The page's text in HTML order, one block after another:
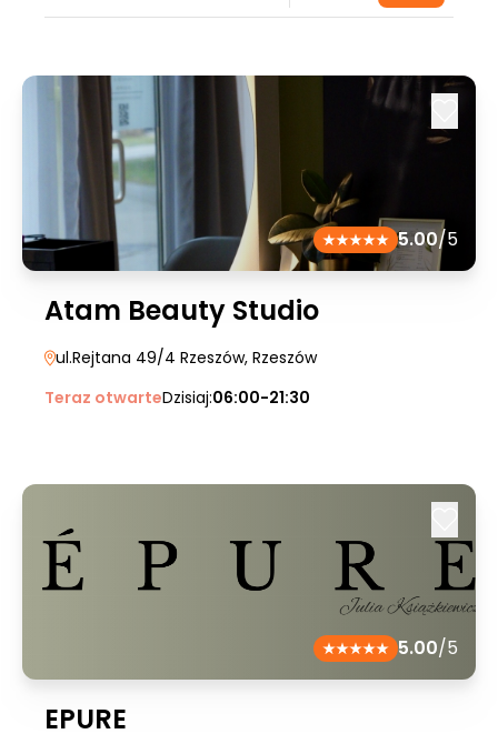
5.00/5
Atam Beauty Studio
ul.Rejtana 49/4 Rzeszów, Rzeszów
Teraz otwarteDzisiaj:06:00-21:30
5.00/5
EPURE